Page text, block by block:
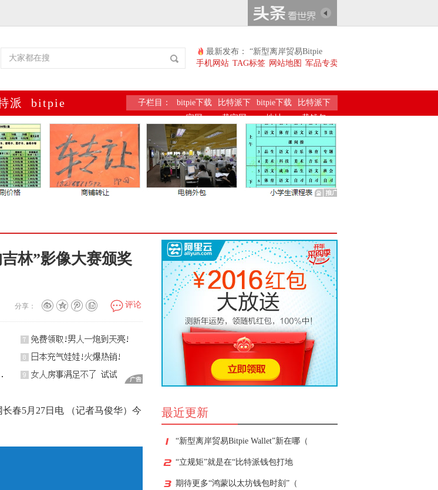
最新发布： “新型离岸贸易Bitpie
Wallet”新在哪（新知）
手机网站 TAG标签 网站地图 军品专卖
派
bitpie
官网
子栏目：
bitpie下载
官网
比特派下
载官网
bitpie下载
地址
比特派下
载钱包
林”影像大赛颁奖
分享： 评论
春5月27日电 （记者马俊华）今
最近更新
“新型离岸贸易Bitpie Wallet”新在哪（
“立规矩”就是在“比特派钱包打地
期待更多“鸿蒙以太坊钱包时刻”（